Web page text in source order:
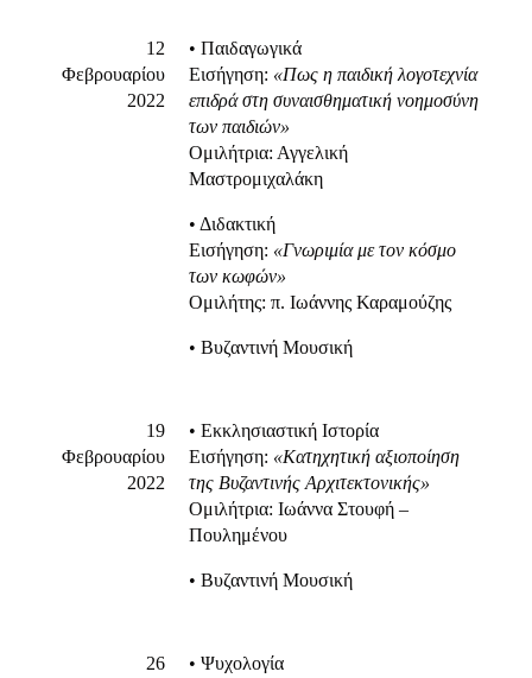
12
Φεβρουαρίου
2022
• Παιδαγωγικά
Εισήγηση: «Πως η παιδική λογοτεχνία
επιδρά στη συναισθηματική νοημοσύνη
των παιδιών»
Ομιλήτρια: Αγγελική
Μαστρομιχαλάκη
• Διδακτική
Εισήγηση: «Γνωριμία με τον κόσμο
των κωφών»
Ομιλήτης: π. Ιωάννης Καραμούζης
• Βυζαντινή Μουσική
19
Φεβρουαρίου
2022
• Εκκλησιαστική Ιστορία
Εισήγηση: «Κατηχητική αξιοποίηση
της Βυζαντινής Αρχιτεκτονικής»
Ομιλήτρια: Ιωάννα Στουφή –
Πουλημένου
• Βυζαντινή Μουσική
26
• Ψυχολογία